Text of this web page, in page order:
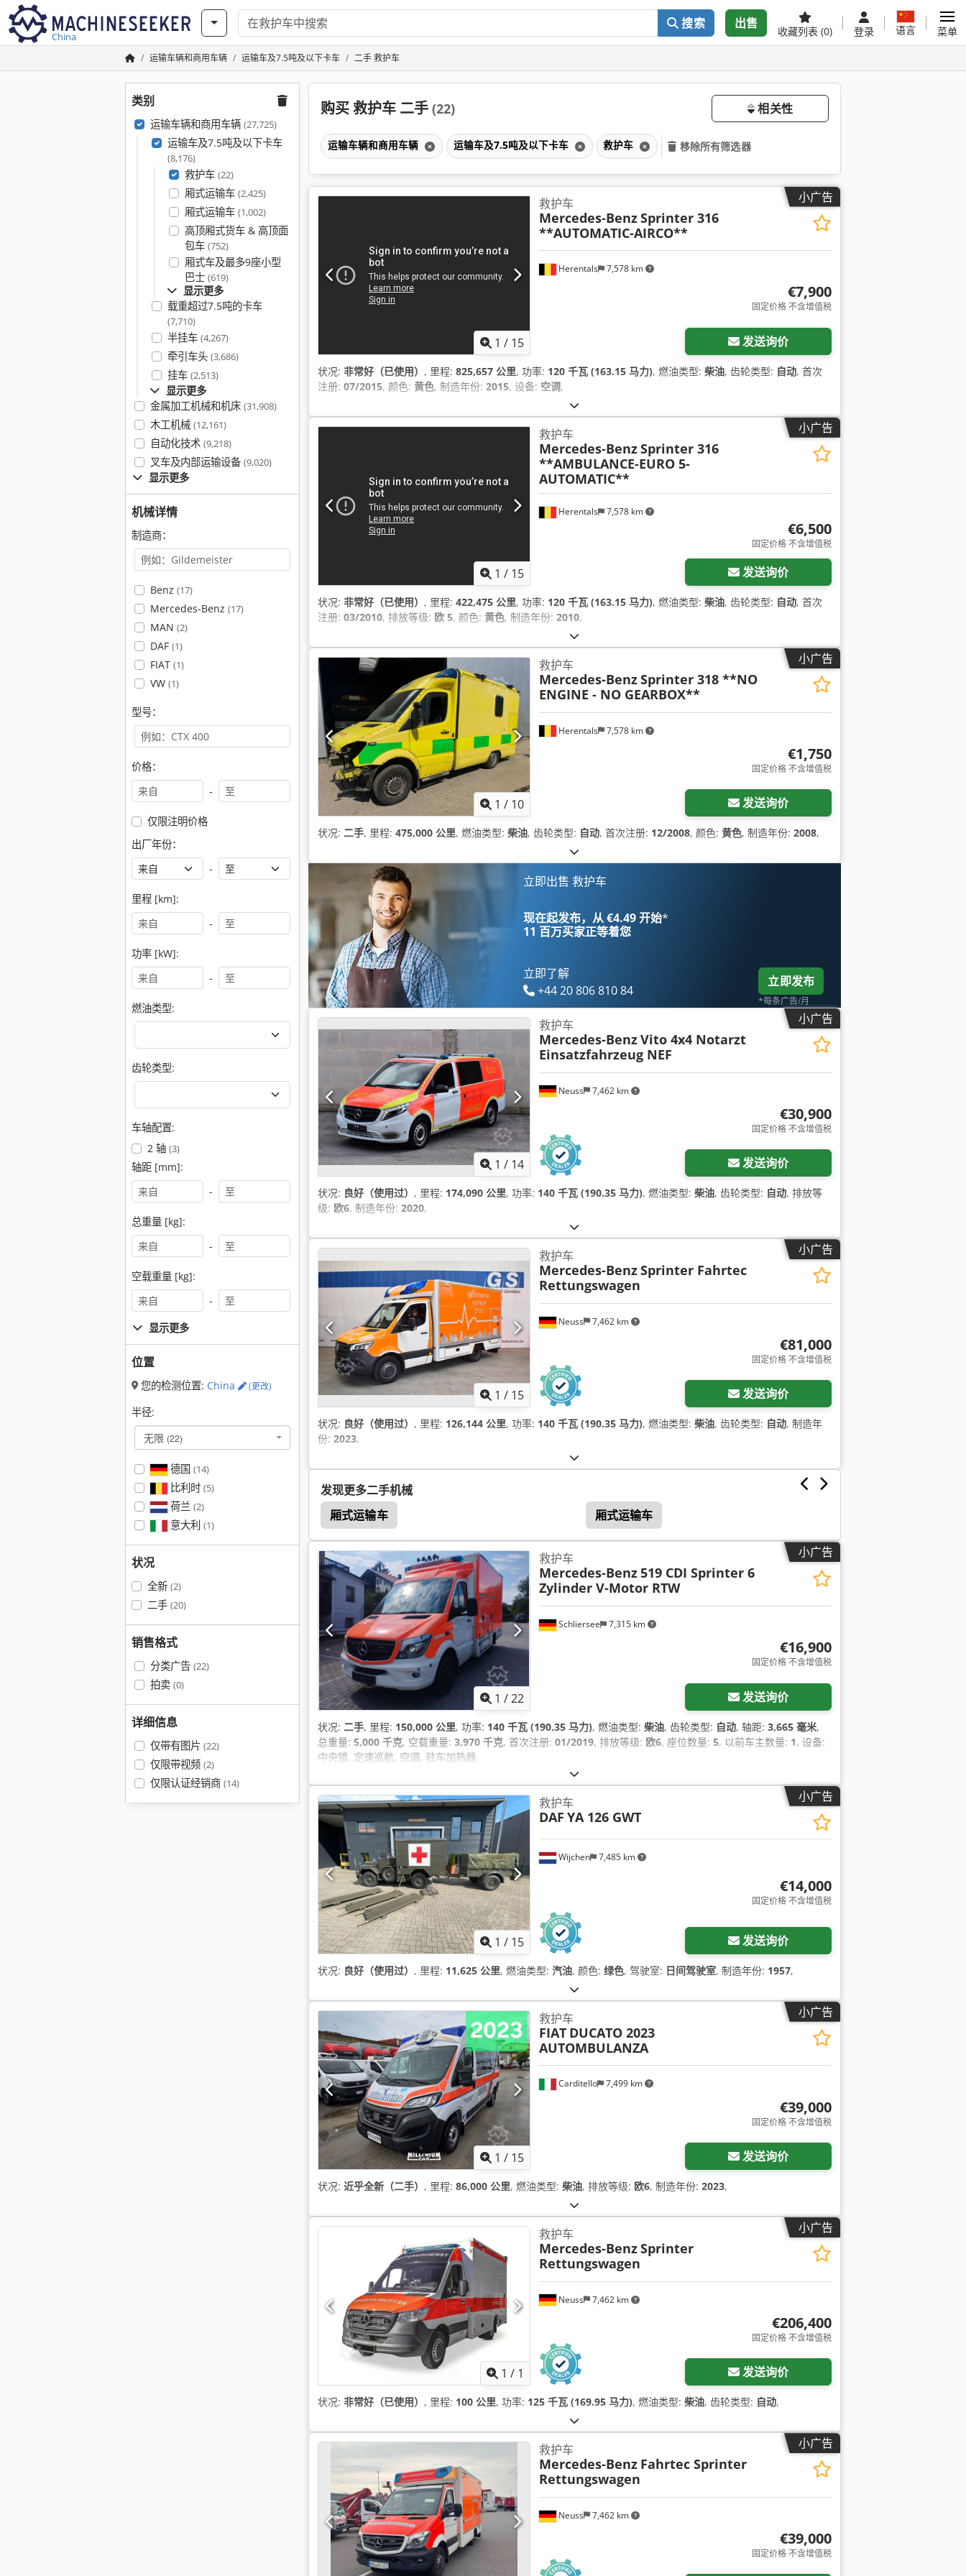
China
搜索 出售
收藏列表 (0) 登录 语言 菜单
运输车辆和商用车辆 运输车及7.5吨及以下卡车 二手 救护车
类别
运输车辆和商用车辆 (27,725)
运输车及7.5吨及以下卡车
(8,176)
救护车 (22)
厢式运输车 (2,425)
厢式运输车 (1,002)
高顶厢式货车 & 高顶面
包车 (752)
厢式车及最多9座小型
巴士 (619)
显示更多
载重超过7.5吨的卡车
(7,710)
半挂车 (4,267)
牵引车头 (3,686)
挂车 (2,513)
显示更多
金属加工机械和机床 (31,908)
木工机械 (12,161)
自动化技术 (9,218)
叉车及内部运输设备 (9,020)
显示更多
机械详情
制造商：
Benz (17)
Mercedes-Benz (17)
MAN (2)
DAF (1)
FIAT (1)
VW (1)
型号：
价格：
-
仅限注明价格
出厂年份：
-
里程 [km]:
-
功率 [kW]:
-
燃油类型:
齿轮类型:
车轴配置:
2 轴 (3)
轴距 [mm]:
-
总重量 [kg]:
-
空载重量 [kg]:
-
显示更多
位置
您的检测位置: China (更改)
半径:
无限 (22)
德国 (14)
比利时 (5)
荷兰 (2)
意大利 (1)
状况
全新 (2)
二手 (20)
销售格式
分类广告 (22)
拍卖 (0)
详细信息
仅带有图片 (22)
仅限带视频 (2)
仅限认证经销商 (14)
购买 救护车 二手 (22) 相关性
运输车辆和商用车辆 运输车及7.5吨及以下卡车 救护车 移除所有筛选器
小广告
1 / 15
Herentals 7,578 km
救护车
Mercedes-BenzSprinter 316
**AUTOMATIC-AIRCO**
€7,900
固定价格 不含增值税
发送询价
状况: 非常好（已使用） , 里程: 825,657 公里, 功率: 120 千瓦 (163.15 马力), 燃油类型: 柴油, 齿轮类型: 自动, 首次
注册: 07/2015, 颜色: 黄色, 制造年份: 2015, 设备: 空调,
小广告
1 / 15
Herentals 7,578 km
救护车
Mercedes-BenzSprinter 316
**AMBULANCE-EURO 5-
AUTOMATIC**
€6,500
固定价格 不含增值税
发送询价
状况: 非常好（已使用） , 里程: 422,475 公里, 功率: 120 千瓦 (163.15 马力), 燃油类型: 柴油, 齿轮类型: 自动, 首次
注册: 03/2010, 排放等级: 欧 5, 颜色: 黄色, 制造年份: 2010,
小广告
1 / 10
Herentals 7,578 km
救护车
Mercedes-BenzSprinter 318 **NO
ENGINE - NO GEARBOX**
€1,750
固定价格 不含增值税
发送询价
状况: 二手, 里程: 475,000 公里, 燃油类型: 柴油, 齿轮类型: 自动, 首次注册: 12/2008, 颜色: 黄色, 制造年份: 2008,
立即出售 救护车
现在起发布，从 €4.49 开始*
11 百万买家正等着您
立即了解
+44 20 806 810 84
立即发布
*每条广告/月
小广告
1 / 14
Neuss 7,462 km
救护车
Mercedes-BenzVito 4x4 Notarzt
Einsatzfahrzeug NEF
€30,900
固定价格 不含增值税
发送询价
状况: 良好（使用过） , 里程: 174,090 公里, 功率: 140 千瓦 (190.35 马力), 燃油类型: 柴油, 齿轮类型: 自动, 排放等
级: 欧6, 制造年份: 2020,
小广告
1 / 15
Neuss 7,462 km
救护车
Mercedes-BenzSprinter Fahrtec
Rettungswagen
€81,000
固定价格 不含增值税
发送询价
状况: 良好（使用过） , 里程: 126,144 公里, 功率: 140 千瓦 (190.35 马力), 燃油类型: 柴油, 齿轮类型: 自动, 制造年
份: 2023,
发现更多二手机械
厢式运输车
厢式运输车
小广告
1 /22
Schliersee 7,315 km
救护车
Mercedes-Benz519 CDI Sprinter 6
Zylinder V-Motor RTW
€16,900
固定价格 不含增值税
发送询价
状况: 二手, 里程: 150,000 公里, 功率: 140 千瓦 (190.35 马力), 燃油类型: 柴油, 齿轮类型: 自动, 轴距: 3,665 毫米,
总重量: 5,000 千克, 空载重量: 3,970 千克, 首次注册: 01/2019, 排放等级: 欧6, 座位数量: 5, 以前车主数量: 1, 设备:
中央锁, 定速巡航, 空调, 驻车加热器,
小广告
1 / 15
Wijchen 7,485 km
救护车
DAF YA 126 GWT
€14,000
固定价格 不含增值税
发送询价
状况: 良好（使用过） , 里程: 11,625 公里, 燃油类型: 汽油, 颜色: 绿色, 驾驶室: 日间驾驶室, 制造年份: 1957,
小广告
1 / 15
Carditello 7,499 km
救护车
FIAT DUCATO 2023
AUTOMBULANZA
€39,000
固定价格 不含增值税
发送询价
状况: 近乎全新（二手） , 里程: 86,000 公里, 燃油类型: 柴油, 排放等级: 欧6, 制造年份: 2023,
小广告
1 / 1
Neuss 7,462 km
救护车
Mercedes-BenzSprinter
Rettungswagen
€206,400
固定价格 不含增值税
发送询价
状况: 非常好（已使用） , 里程: 100 公里, 功率: 125 千瓦 (169.95 马力), 燃油类型: 柴油, 齿轮类型: 自动,
小广告
Neuss 7,462 km
救护车
Mercedes-Benz Fahrtec Sprinter
Rettungswagen
€39,000
固定价格 不含增值税